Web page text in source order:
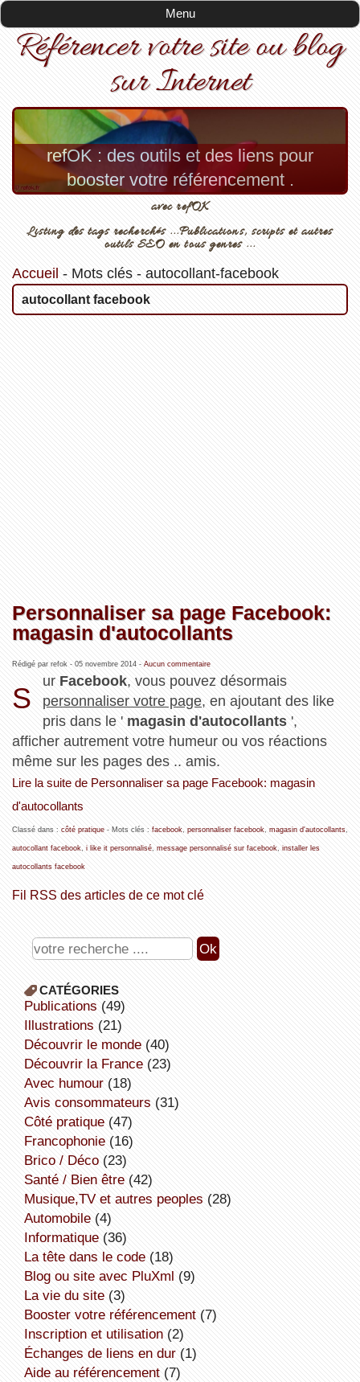
Menu
Référencer votre site ou blog
sur Internet
refOK : des outils et des liens pour
booster votre référencement .
avec refOK
Listing des tags recherchés ...Publications, scripts et autres
outils SEO en tous genres ...
Accueil - Mots clés- autocollant-facebook
autocollant facebook
Personnaliser sa page Facebook:
magasin d'autocollants
Rédigé par refok - 05 novembre 2014- Aucun commentaire
S
ur Facebook, vous pouvez désormais
personnaliser votre page, en ajoutant des like
pris dans le ' magasin d'autocollants ',
afficher autrement votre humeur ou vos réactions
même sur les pages des .. amis.
Lire la suite de Personnaliser sa page Facebook: magasin
d'autocollants
Classé dans : côté pratique- Mots clés : facebook, personnaliser facebook, magasin d'autocollants,
autocollant facebook i like it personnalisé, message personnalisé sur facebook installer les
autocollants facebook
Fil RSS des articles de ce mot clé
CATÉGORIES
publications (49)
illustrations (21)
découvrir le monde(40)
découvrir la France(23)
avec humour(18)
avis consommateurs (31)
côté pratique(47)
Francophonie(16)
Brico / Déco(23)
Santé / Bien être(42)
Musique,TV et autres peoples (28)
Automobile(4)
informatique(36)
la tête dans le code(18)
Blog ou site avec PluXml (9)
la vie du site(3)
booster votre référencement(7)
inscription et utilisation(2)
échanges de liens en dur(1)
aide au référencement(7)